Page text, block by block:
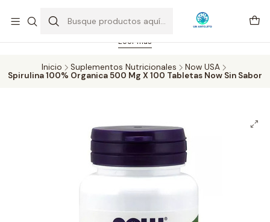
Feriado 21-05-2026 atención hasta las 14 hrs. Envío GRATIS mismo
día solo área Metropolitana Santiago por compras desde CLP 39.900.
Pedidos hasta 16 hrs., sábados y domingos hasta 14 hrs.
Leer más
Inicio Suplementos Nutricionales
Now USA
Spirulina 100% Organica 500 Mg X 100 Tabletas Now Sin Sabor